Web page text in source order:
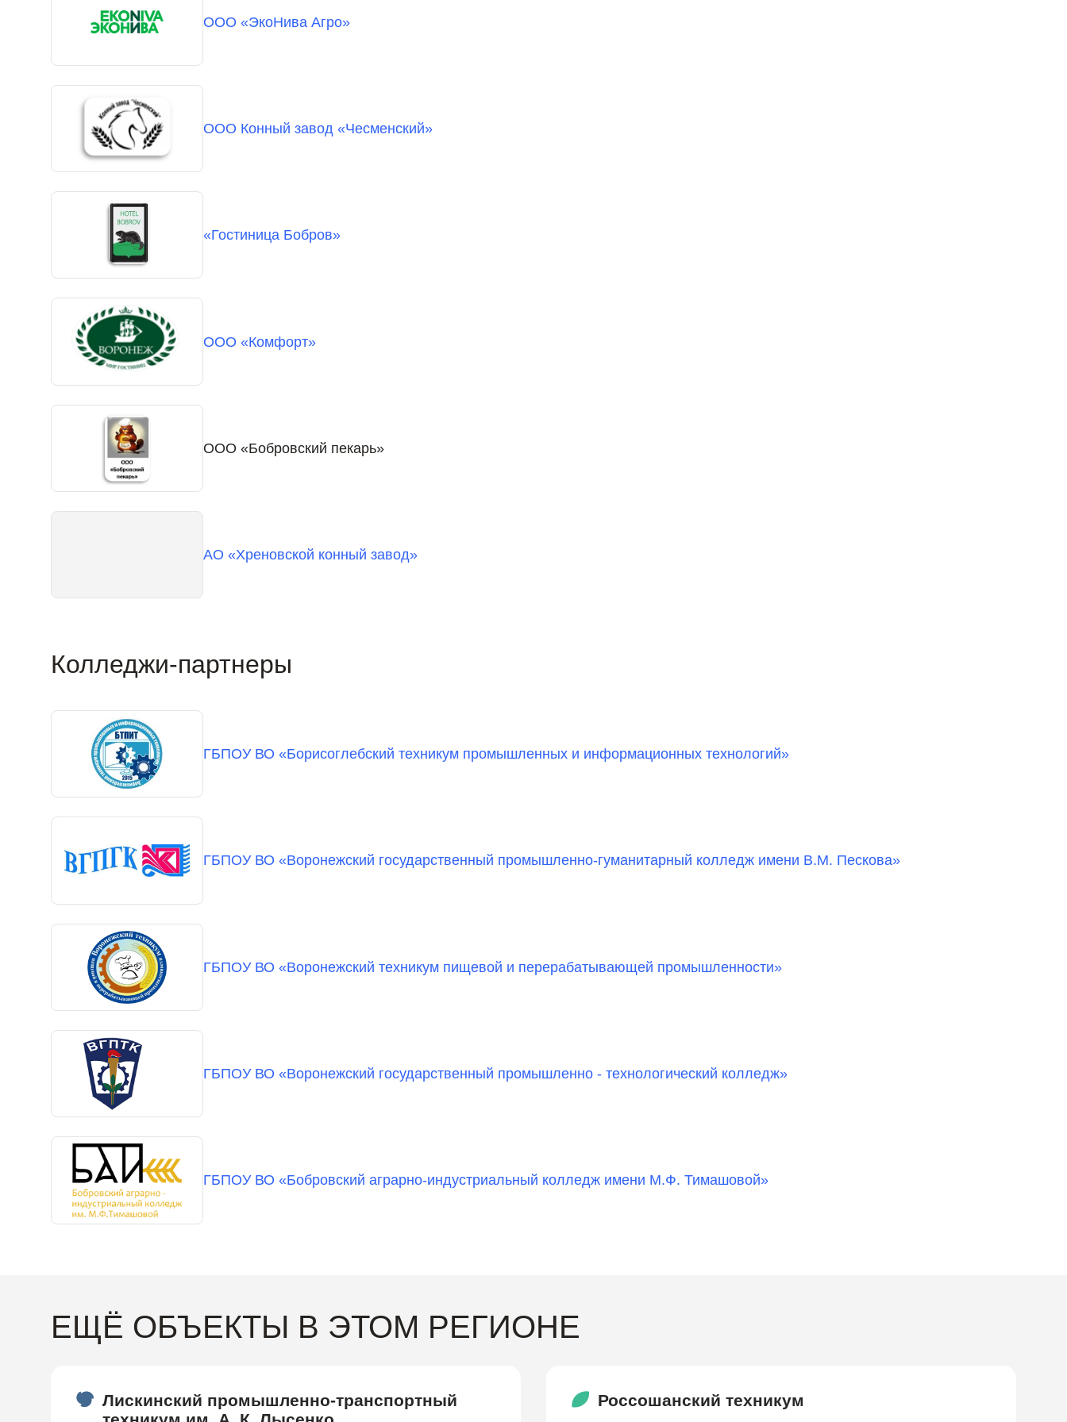
ООО «ЭкоНива Агро»
ООО Конный завод «Чесменский»
«Гостиница Бобров»
ООО «Комфорт»
ООО «Бобровский пекарь»
АО «Хреновской конный завод»
Колледжи-партнеры
ГБПОУ ВО «Борисоглебский техникум промышленных и информационных технологий»
ГБПОУ ВО «Воронежский государственный промышленно-гуманитарный колледж имени В.М. Пескова»
ГБПОУ ВО «Воронежский техникум пищевой и перерабатывающей промышленности»
ГБПОУ ВО «Воронежский государственный промышленно - технологический колледж»
ГБПОУ ВО «Бобровский аграрно-индустриальный колледж имени М.Ф. Тимашовой»
ЕЩЁ ОБЪЕКТЫ В ЭТОМ РЕГИОНЕ
Лискинский промышленно-транспортный
Россошанский техникум